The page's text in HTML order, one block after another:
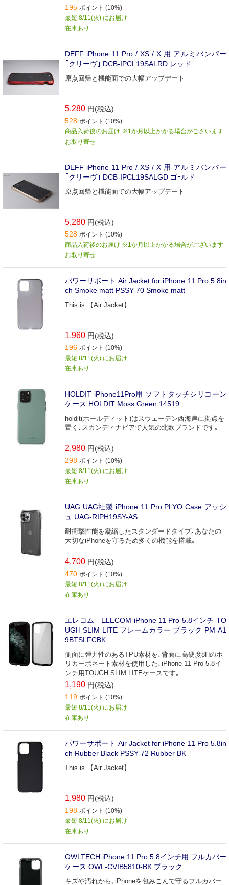
195 ポイント (10%)
最短 8/11(火) にお届け
在庫あり
DEFF iPhone 11 Pro / XS / X 用 アルミバンパー
｢クリーヴ｣ DCB-IPCL19SALRD レッド
原点回帰と機能面での大幅アップデート
5,280 円(税込)
528 ポイント (10%)
商品入荷後のお届け ※1か月以上かかる場合がございます
お取り寄せ
DEFF iPhone 11 Pro / XS / X 用 アルミバンパー
｢クリーヴ｣ DCB-IPCL19SALGD ゴｰルド
原点回帰と機能面での大幅アップデート
5,280 円(税込)
528 ポイント (10%)
商品入荷後のお届け ※1か月以上かかる場合がございます
お取り寄せ
パワーサポート Air Jacket for iPhone 11 Pro 5.8in
ch Smoke matt PSSY-70 Smoke matt
This is 【Air Jacket】
1,960 円(税込)
196 ポイント (10%)
最短 8/11(火) にお届け
在庫あり
HOLDIT iPhone11Pro用 ソフトタッチシリコーン
ケース HOLDIT Moss Green 14519
holdit(ホールディット)はスウェーデン西海岸に拠点を
置く､スカンディナビアで人気の北欧ブランドです｡
2,980 円(税込)
298 ポイント (10%)
最短 8/11(火) にお届け
在庫あり
UAG UAG社製 iPhone 11 Pro PLYO Case アッシ
ュ UAG-RIPH19SY-AS
耐衝撃性能を凝縮したスタンダードタイプ｡あなたの
大切なiPhoneを守るため多くの機能を搭載｡
4,700 円(税込)
470 ポイント (10%)
最短 8/11(火) にお届け
在庫あり
エレコム ELECOM iPhone 11 Pro 5.8インチ TO
UGH SLIM LITE フレームカラー ブラック PM-A1
9BTSLFCBK
側面に弾力性のあるTPU素材を､背面に高硬度8Hのポ
リカーボネート素材を使用した､iPhone 11 Pro 5.8イ
ンチ用TOUGH SLIM LITEケースです｡
1,190 円(税込)
119 ポイント (10%)
最短 8/11(火) にお届け
在庫あり
パワーサポート Air Jacket for iPhone 11 Pro 5.8in
ch Rubber Black PSSY-72 Rubber BK
This is 【Air Jacket】
1,980 円(税込)
198 ポイント (10%)
最短 8/11(火) にお届け
在庫あり
OWLTECH iPhone 11 Pro 5.8インチ用 フルカバー
ケース OWL-CVIB5810-BK ブラック
キズや汚れから､iPhoneを包みこんで守るフルカバー